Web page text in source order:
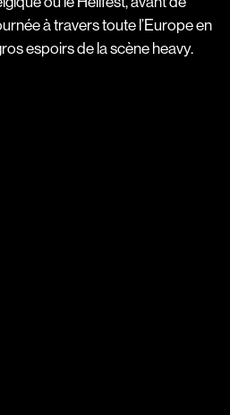
à travers toute l’Europe en
espoirs de la scène heavy.